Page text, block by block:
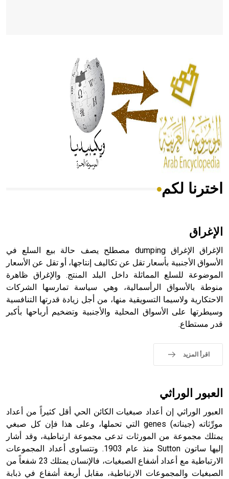
الحكم، الأدلة، تنظيم التغذية، ورسالته في جروح الرأس. ويعود
له الفضل بأنه حرر الطب من الدين والفلسفة.
- هل تعلم أن المرجان إفراز حيواني يتكون في البحر ويتركب
من مادة كربونات الكلسيوم، وهو أحمر أو شديد الحمرة وهو
أجود أنواعه، ويمتاز بكبر الحجم ويسمى الش
هل تعلم أن الأبسيد كلمة فرنسية اللفظ تم اعتمادها مصطلحاً
- هل تعلم أن أبجر Abgar اسم معروف جيداً يعود إلى عدد من
الملوك الذين حكموا مدينة إديسا (الرها) من أبجر الأول وحتى
التاسع، وهم ينتسبون إلى أسرة أوسروين
اخترنا لكم
الإغراق
الإغراق الإغراق dumping مصطلح يصف حالة بيع السلع في
الأسواق الأجنبية بأسعار تقل عن تكاليف إنتاجها، أو تقل عن الأسعار
الموضوعة للسلع المماثلة داخل البلد المنتج. والإغراق ظاهرة
منوطة بالأسواق الرأسمالية، وهي سياسة تمارسها الشركات
الاحتكارية ولاسيما التسويقية منها، من أجل زيادة قدرتها التنافسية
وسيطرتها على الأسواق المحلية والأجنبية وتضخيم أرباحها بأكبر
قدر مستطاع.
اقرأ المزيد
العبور الوراثي
العبور الوراثي إن أعداد صبغيات الكائن الحي أقل كثيراً من أعداد
مورِّثاته (جيناته) genes التي تحملها، وعلى هذا فإن كل صبغي
يمتلك مجموعة من المورثات تدعى مجموعة ارتباطية، وقد أشار
إليها ساتون Sutton منذ عام 1903. وتتساوى أعداد المجموعات
الارتباطية مع أعداد أشفاع الصبغيات، فالإنسان يمتلك 23 شفعاً من
الصبغيات والمجموعات الارتباطية، مقابل أربعة أشفاع في ذبابة